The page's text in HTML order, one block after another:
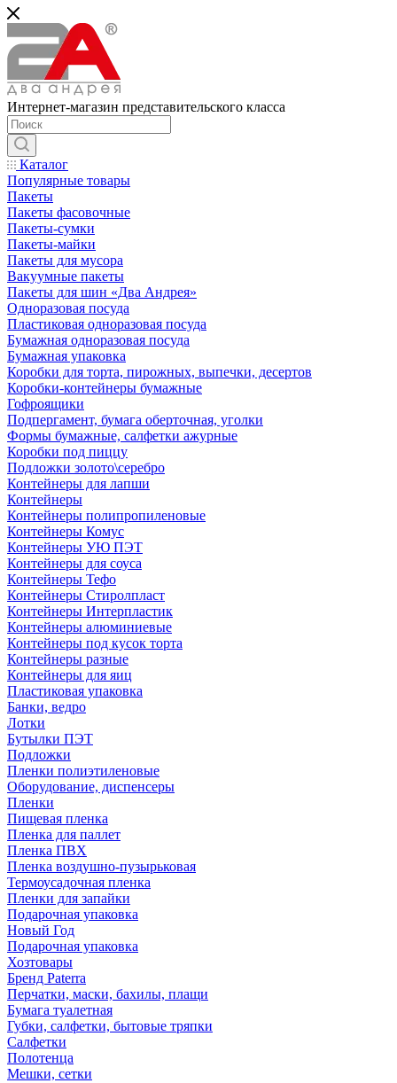
Интернет-магазин представительского класса
Каталог
Популярные товары
Пакеты
Пакеты фасовочные
Пакеты-сумки
Пакеты-майки
Пакеты для мусора
Вакуумные пакеты
Пакеты для шин «Два Андрея»
Одноразовая посуда
Пластиковая одноразовая посуда
Бумажная одноразовая посуда
Бумажная упаковка
Коробки для торта, пирожных, выпечки, десертов
Коробки-контейнеры бумажные
Гофроящики
Подпергамент, бумага оберточная, уголки
Формы бумажные, салфетки ажурные
Коробки под пиццу
Подложки золото\серебро
Контейнеры для лапши
Контейнеры
Контейнеры полипропиленовые
Контейнеры Комус
Контейнеры УЮ ПЭТ
Контейнеры для соуса
Контейнеры Тефо
Контейнеры Стиролпласт
Контейнеры Интерпластик
Контейнеры алюминиевые
Контейнеры под кусок торта
Контейнеры разные
Контейнеры для яиц
Пластиковая упаковка
Банки, ведро
Лотки
Бутылки ПЭТ
Подложки
Пленки полиэтиленовые
Оборудование, диспенсеры
Пленки
Пищевая пленка
Пленка для паллет
Пленка ПВХ
Пленка воздушно-пузырьковая
Термоусадочная пленка
Пленки для запайки
Подарочная упаковка
Новый Год
Подарочная упаковка
Хозтовары
Бренд Paterra
Перчатки, маски, бахилы, плащи
Бумага туалетная
Губки, салфетки, бытовые тряпки
Салфетки
Полотенца
Мешки, сетки